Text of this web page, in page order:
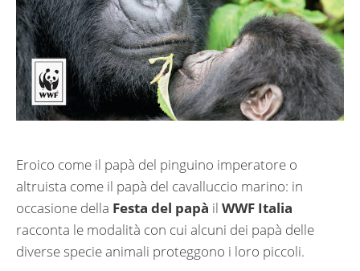
Eroico come il papà del pinguino imperatore o
altruista come il papà del cavalluccio marino: in
occasione della Festa del papà il WWF Italia
racconta le modalità con cui alcuni dei papà delle
diverse specie animali proteggono i loro piccoli.